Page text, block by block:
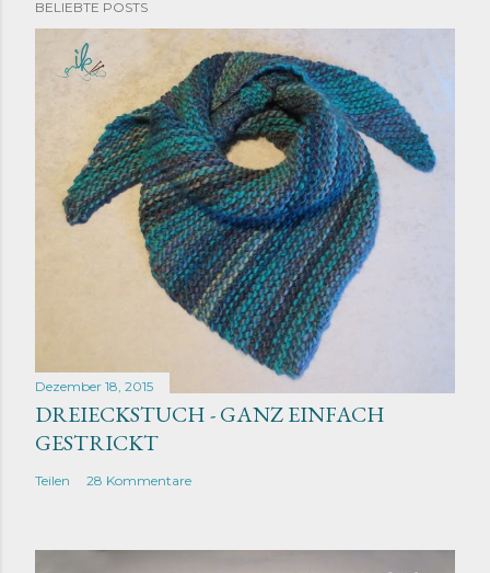
BELIEBTE POSTS
Dezember 18, 2015
DREIECKSTUCH - GANZ EINFACH
GESTRICKT
Teilen 28 Kommentare